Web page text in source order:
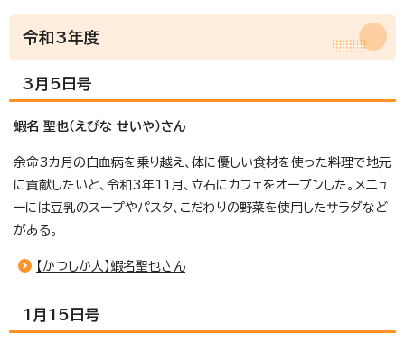
令和3年度
3月5日号
蝦名 聖也（えびな せいや）さん
余命3カ月の白血病を乗り越え、体に優しい食材を使った料理で地元
に貢献したいと、令和3年11月、立石にカフェをオープンした。メニュ
ーには豆乳のスープやパスタ、こだわりの野菜を使用したサラダなど
がある。
【かつしか人】蝦名聖也さん
1月15日号